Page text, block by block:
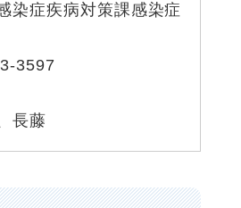
染症疾病対策課感染症
3597
長藤